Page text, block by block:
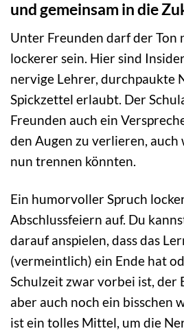
und gemeinsam in die
Unter Freunden darf der Ton
lockerer sein. Hier sind
nervige Lehrer, durchpaukte
Spickzettel erlaubt. Der
Freunden auch ein
den Augen zu verlieren, auch
nun trennen könnten.
Ein humorvoller Spruch
Abschlussfeiern auf. Du
darauf anspielen, dass das
(vermeintlich) ein Ende hat
Schulzeit zwar vorbei ist, der
aber auch noch ein bisschen
ist ein tolles Mittel, um die